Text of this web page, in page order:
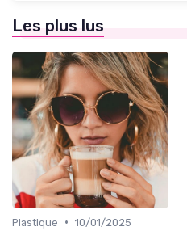
Les plus lus
Plastique • 10/01/2025